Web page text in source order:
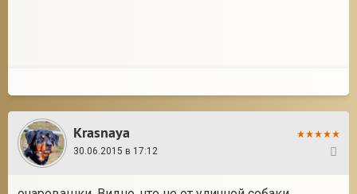
Krasnaya
30.06.2015 в 17:12